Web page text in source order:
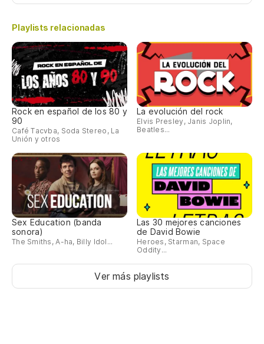
Playlists relacionadas
Rock en español de los 80 y
90
Café Tacvba, Soda Stereo, La
Unión y otros
La evolución del rock
Elvis Presley, Janis Joplin,
Beatles...
Sex Education (banda
sonora)
The Smiths, A-ha, Billy Idol...
Las 30 mejores canciones
de David Bowie
Heroes, Starman, Space
Oddity...
Ver más playlists